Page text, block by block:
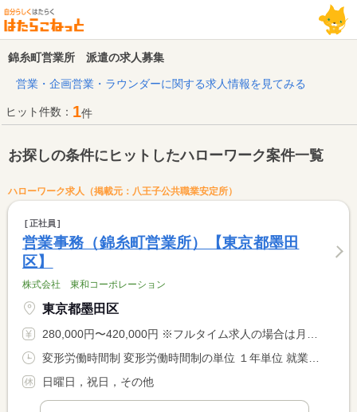
錦糸町営業所 派遣の求人募集
営業・企画営業・ラウンダーに関する求人情報を見てみる
ヒット件数： 1件
お探しの条件にヒットしたハローワーク案件一覧
ハローワーク求人（掲載元：八王子公共職業安定所）
正社員
営業事務（錦糸町営業所）【東京都墨田
区】
株式会社 東和コーポレーション
東京都墨田区
280,000円〜420,000円 ※フルタイム求人の場合は月額（換算額）、パート求人の場合は時間額を表示しています。
日曜日，祝日，その他